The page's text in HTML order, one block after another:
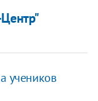
учеников